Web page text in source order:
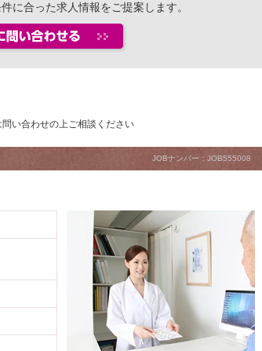
に合った求人情報をご提案します。
い合わせの上ご相談ください
JOBナンバー：JOB555008